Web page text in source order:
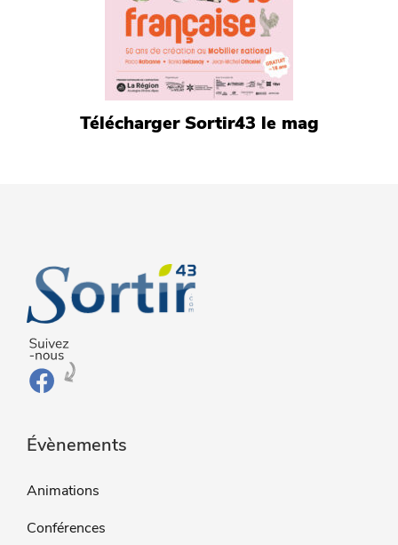
Télécharger Sortir43 le mag
Évènements
Animations
Conférences